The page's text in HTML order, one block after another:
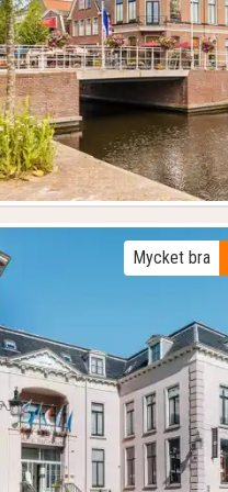
Föregående bild
Föregående bild
Mycket bra